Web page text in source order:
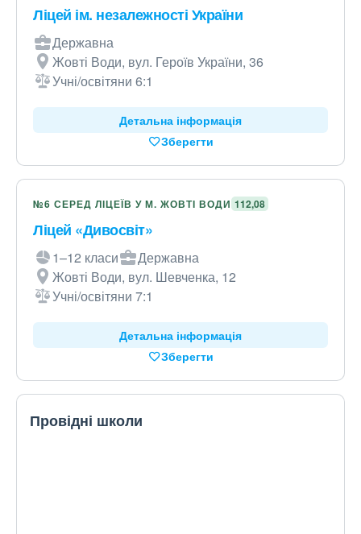
Ліцей ім. незалежності України
Державна
Жовті Води, вул. Героїв України, 36
Учні/освітяни 6:1
Детальна інформація
Зберегти
№6 СЕРЕД ЛІЦЕЇВ У М. ЖОВТІ ВОДИ 112,08
Ліцей «Дивосвіт»
1–12 класи
Державна
Жовті Води, вул. Шевченка, 12
Учні/освітяни 7:1
Детальна інформація
Зберегти
Провідні школи